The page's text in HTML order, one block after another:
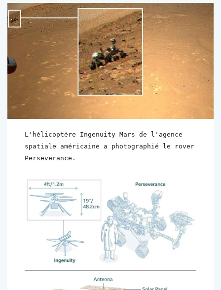
L'hélicoptère Ingenuity Mars de l'agence
spatiale américaine a photographié le rover
Perseverance.